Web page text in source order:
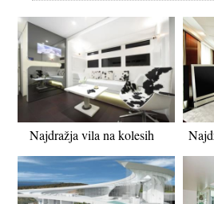
Najdražja vila na kolesih